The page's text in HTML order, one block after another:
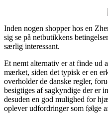
Inden nogen shopper hos en
sig se på netbutikkens
særlig interessant.
Et nemt alternativ er at finde ud
mærket, siden det typisk er en
overholder de danske regler,
besigtiges af sagkyndige der er
desuden en god mulighed for
oplever udfordringer som følge